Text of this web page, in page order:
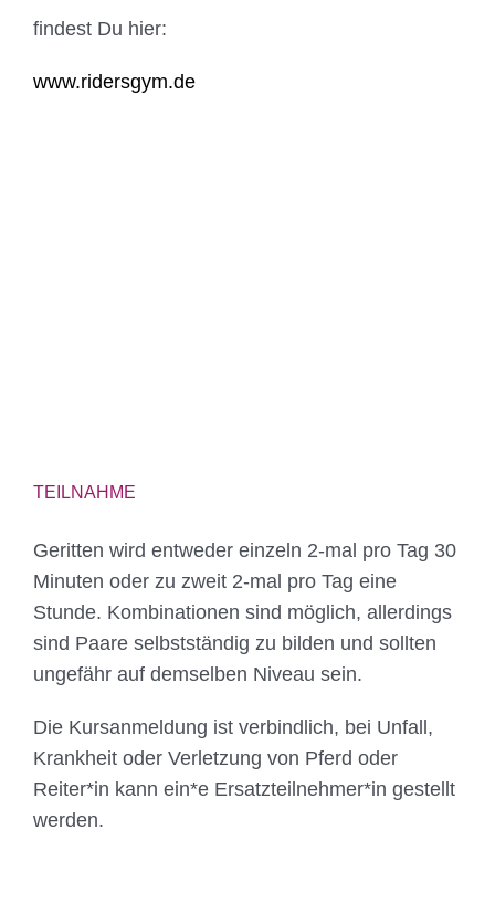
findest Du hier:
www.ridersgym.de
TEILNAHME
Geritten wird entweder einzeln 2-mal pro Tag 30
Minuten oder zu zweit 2-mal pro Tag eine
Stunde. Kombinationen sind möglich, allerdings
sind Paare selbstständig zu bilden und sollten
ungefähr auf demselben Niveau sein.
Die Kursanmeldung ist verbindlich, bei Unfall,
Krankheit oder Verletzung von Pferd oder
Reiter*in kann ein*e Ersatzteilnehmer*in gestellt
werden.